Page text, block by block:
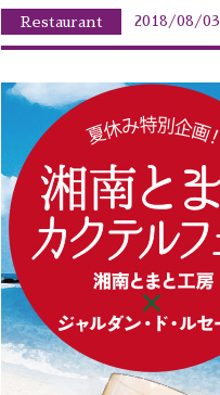
Restaurant 2018/08/03